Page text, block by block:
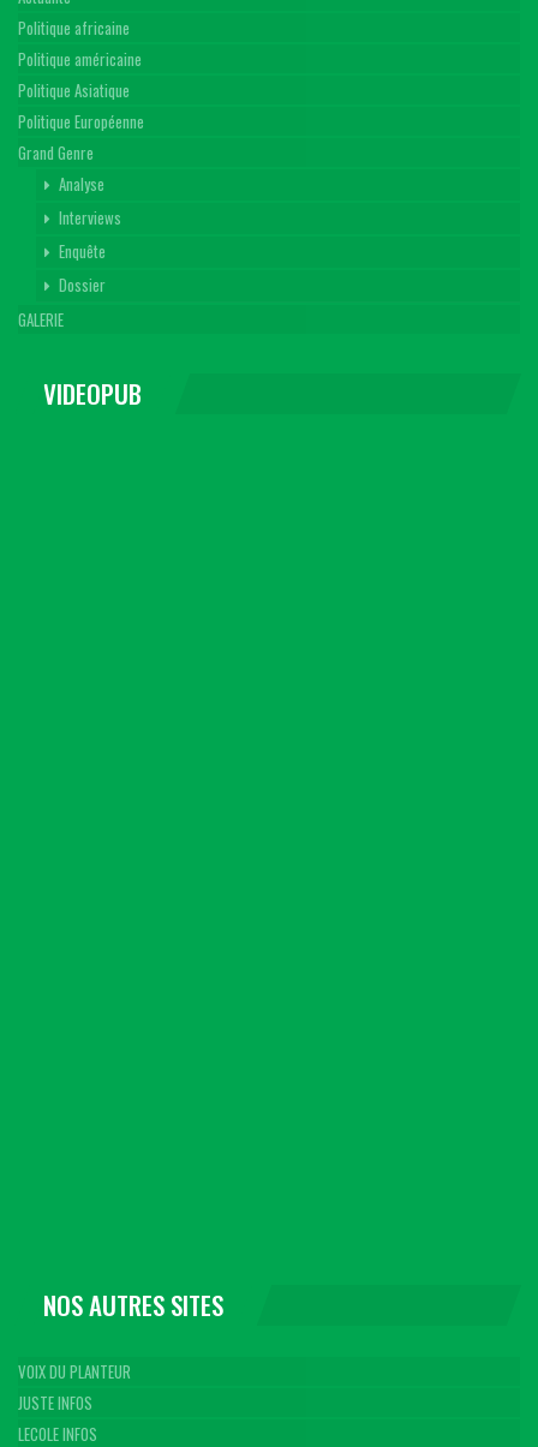
Politique africaine
Politique américaine
Politique Asiatique
Politique Européenne
Grand Genre
Analyse
Interviews
Enquête
Dossier
GALERIE
VIDEOPUB
NOS AUTRES SITES
VOIX DU PLANTEUR
JUSTE INFOS
LECOLE INFOS